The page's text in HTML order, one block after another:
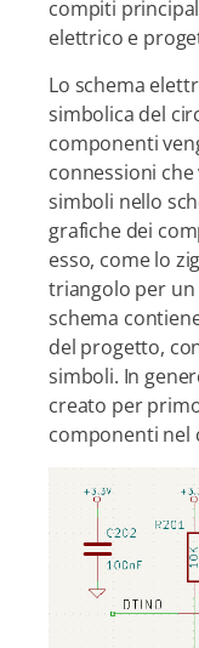
compiti
elettrico e
Lo schema
simbolica del
componenti
connessioni
simboli nello
grafiche dei
esso, come lo
triangolo per un
schema
del progetto,
simboli. In
creato per
componenti nel